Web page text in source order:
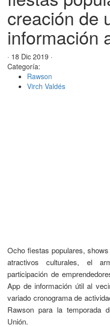
creación de
información
· 18 Dic 2019 ·
Categoría:
Rawson
Virch Valdés
Ocho fiestas populares,
atractivos culturales, el
participación de
App de información útil al
variado cronograma de
Rawson para la temporada
Unión.